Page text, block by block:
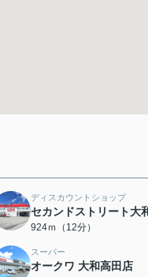
ディスカウントショップ
セカンドストリート大
924ｍ（12分）
スーパー
オークワ 大和高田店